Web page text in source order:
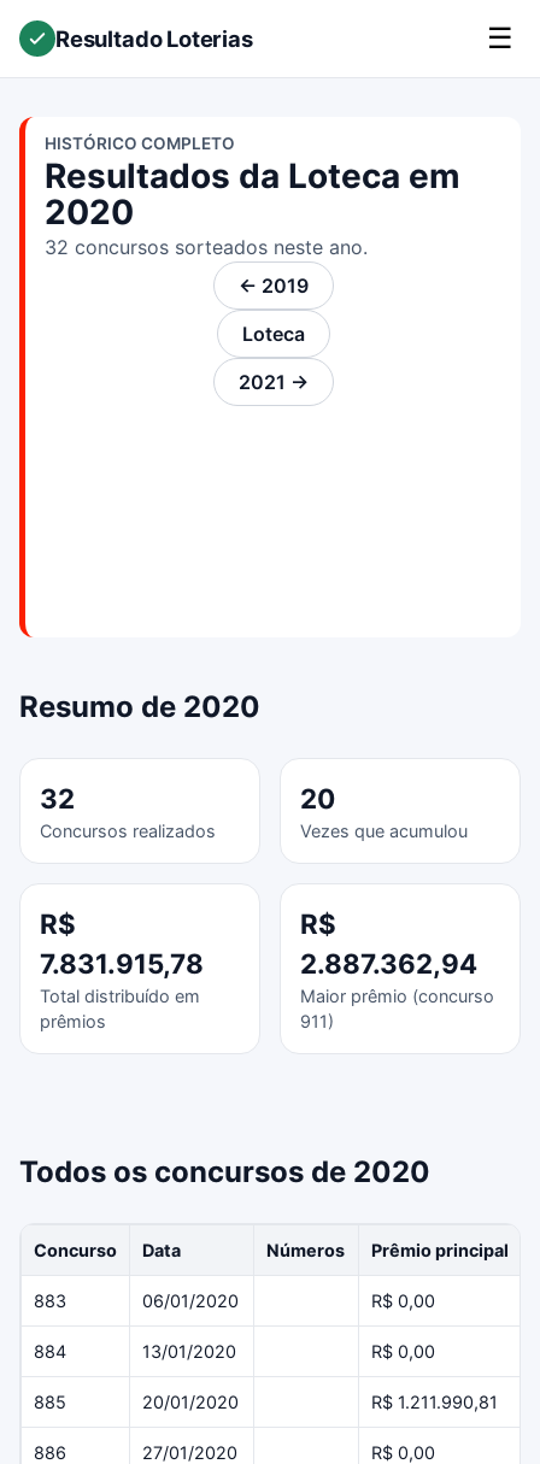
Resultado Loterias ☰
HISTÓRICO COMPLETO
Resultados da Loteca em
2020
32 concursos sorteados neste ano.
← 2019
Loteca
2021 →
Resumo de 2020
32
Concursos realizados
20
Vezes que acumulou
R$
7.831.915,78
Total distribuído em
prêmios
R$
2.887.362,94
Maior prêmio (concurso
911)
Todos os concursos de 2020
Concurso Data Números Prêmio principal
883 06/01/2020 R$ 0,00
884 13/01/2020 R$ 0,00
885 20/01/2020 R$ 1.211.990,81
886 27/01/2020 R$ 0,00